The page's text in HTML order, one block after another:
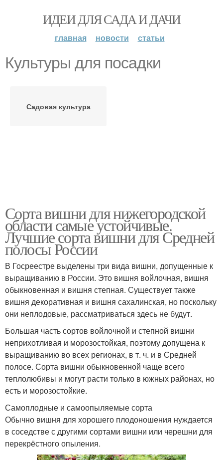
ИДЕИ ДЛЯ САДА И ДАЧИ
главная новости статьи
Культуры для посадки
Садовая культура
Сорта вишни для нижегородской
области самые устойчивые.
Лучшие сорта вишни для Средней
полосы России
В Госреестре выделены три вида вишни, допущенные к
выращиванию в России. Это вишня войлочная, вишня
обыкновенная и вишня степная. Существует также
вишня декоративная и вишня сахалинская, но поскольку
они неплодовые, рассматриваться здесь не будут.
Большая часть сортов войлочной и степной вишни
неприхотливая и морозостойкая, поэтому допущена к
выращиванию во всех регионах, в т. ч. и в Средней
полосе. Сорта вишни обыкновенной чаще всего
теплолюбивы и могут расти только в южных районах, но
есть и морозостойкие.
Самоплодные и самоопыляемые сорта
Обычно вишня для хорошего плодоношения нуждается
в соседстве с другими сортами вишни или черешни для
перекрёстного опыления.